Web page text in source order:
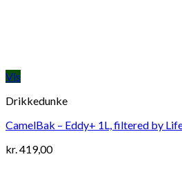
Vis
Drikkedunke
CamelBak – Eddy+ 1L, filtered by
kr.419,00